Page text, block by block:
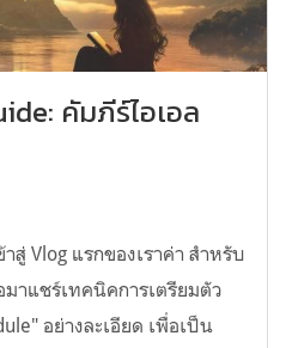
คัมภีร์ไอเอล
Vlog แรกของเราค่า สำหรับ
าแชร์เทคนิคการเตรียมตัว
อย่างละเอียด เพื่อเป็น